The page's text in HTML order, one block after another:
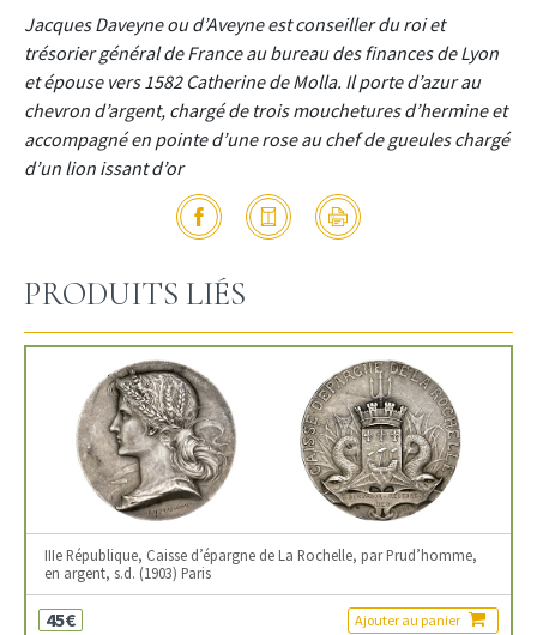
Jacques Daveyne ou d’Aveyne est conseiller du roi et
trésorier général de France au bureau des finances de Lyon
et épouse vers 1582 Catherine de Molla. Il porte d’azur au
chevron d’argent, chargé de trois mouchetures d’hermine et
accompagné en pointe d’une rose au chef de gueules chargé
d’un lion issant d’or
PRODUITS LIÉS
IIIe République, Caisse d’épargne de La Rochelle, par Prud’homme,
en argent, s.d. (1903) Paris
45€ Ajouter au panier